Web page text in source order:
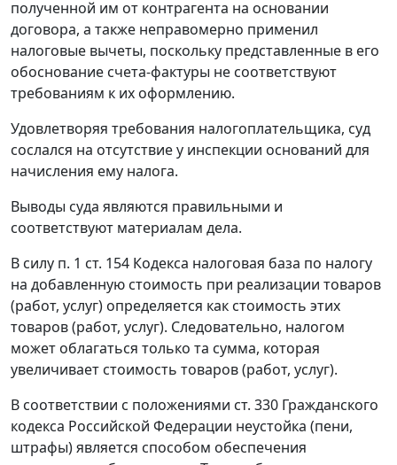
полученной им от контрагента на основании
договора, а также неправомерно применил
налоговые вычеты, поскольку представленные в его
обоснование счета-фактуры не соответствуют
требованиям к их оформлению.
Удовлетворяя требования налогоплательщика, суд
сослался на отсутствие у инспекции оснований для
начисления ему налога.
Выводы суда являются правильными и
соответствуют материалам дела.
В силу п. 1 ст. 154 Кодекса налоговая база по налогу
на добавленную стоимость при реализации товаров
(работ, услуг) определяется как стоимость этих
товаров (работ, услуг). Следовательно, налогом
может облагаться только та сумма, которая
увеличивает стоимость товаров (работ, услуг).
В соответствии с положениями ст. 330 Гражданского
кодекса Российской Федерации неустойка (пени,
штрафы) является способом обеспечения